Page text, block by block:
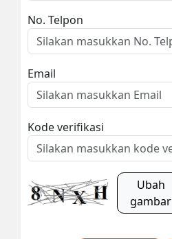
No. Telpon
Email
Kode verifikasi
Ubah
gambar